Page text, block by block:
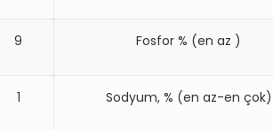
9 Fosfor % (en az )
1 Sodyum, % (en az-en çok)